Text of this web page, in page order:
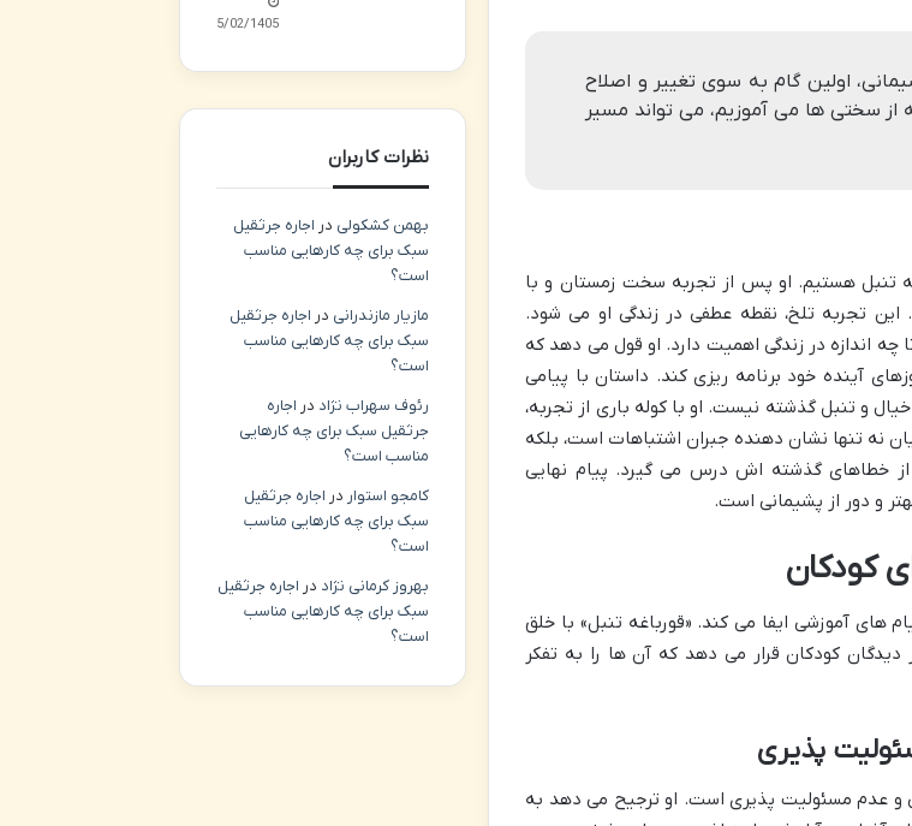
اولین گام به سوی تغییر و اصلاح
سختی ها می آموزیم، می تواند مسیر
تنبل هستیم. او پس از تجربه سخت زمستان و با
تجربه تلخ، نقطه عطفی در زندگی او می شود.
چه اندازه در زندگی اهمیت دارد. او قول می دهد که
آینده خود برنامه ریزی کند. داستان با پیامی
و تنبل گذشته نیست. او با کوله باری از تجربه،
نه تنها نشان دهنده جبران اشتباهات است، بلکه
خطاهای گذشته اش درس می گیرد. پیام نهایی
و دور از پشیمانی است.
کودکان
آموزشی ایفا می کند. «قورباغه تنبل» با خلق
کودکان قرار می دهد که آن ها را به تفکر
پذیری
و عدم مسئولیت پذیری است. او ترجیح می دهد به
05/02/1405
نظرات کاربران
بهمن کشکولی در اجاره جرثقیل
سبک برای چه کارهایی مناسب
است؟
مازیار مازندرانی در اجاره جرثقیل
سبک برای چه کارهایی مناسب
است؟
رئوف سهراب نژاد در اجاره
جرثقیل سبک برای چه کارهایی
مناسب است؟
کامجو استوار در اجاره جرثقیل
سبک برای چه کارهایی مناسب
است؟
بهروز کرمانی نژاد در اجاره جرثقیل
سبک برای چه کارهایی مناسب
است؟